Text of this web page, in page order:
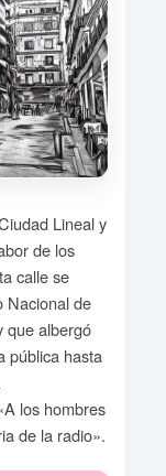
Lineal y
de los
calle se
Nacional de
que albergó
pública hasta
los hombres
de la radio».